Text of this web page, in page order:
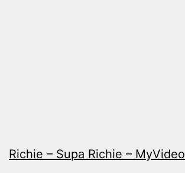
Richie – Supa Richie – MyVideo